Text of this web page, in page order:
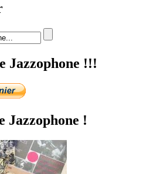
Jazzophone !!!
Jazzophone !